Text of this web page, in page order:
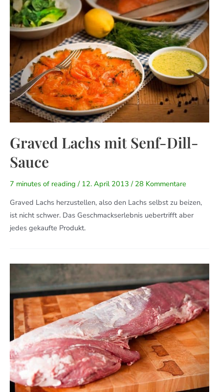
Graved Lachs mit Senf-Dill-
Sauce
7 minutes of reading / 12. April 2013 / 28 Kommentare
Graved Lachs herzustellen, also den Lachs selbst zu beizen,
ist nicht schwer. Das Geschmackserlebnis uebertrifft aber
jedes gekaufte Produkt.
Wie
Zerlegt
Ganzes
Rinderfilet?